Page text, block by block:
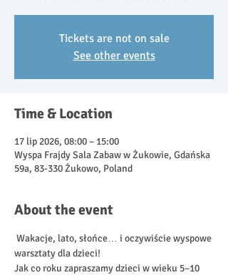
Tickets are not on sale
See other events
Time & Location
17 lip 2026, 08:00 – 15:00
Wyspa Frajdy Sala Zabaw w Żukowie, Gdańska
59a, 83-330 Żukowo, Poland
About the event
Wakacje, lato, słońce… i oczywiście wyspowe
warsztaty dla dzieci!
Jak co roku zapraszamy dzieci w wieku 5–10